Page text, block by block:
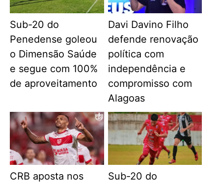
Sub-20 do
Penedense goleou
o Dimensão Saúde
e segue com 100%
de aproveitamento
Davi Davino Filho
defende renovação
política com
independência e
compromisso com
Alagoas
CRB aposta nos
Sub-20 do